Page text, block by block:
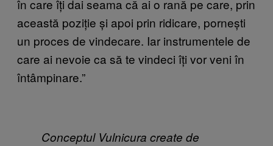
în care îți dai seama că ai o rană pe care, prin
această poziție și apoi prin ridicare, pornești
un proces de vindecare. Iar instrumentele de
care ai nevoie ca să te vindeci îți vor veni în
întâmpinare.”
Conceptul Vulnicura create de